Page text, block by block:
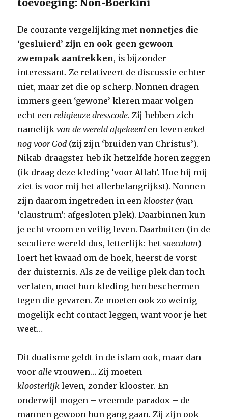
toevoeging: Non-Boerkini
De courante vergelijking met nonnetjes die
‘gesluierd’ zijn en ook geen gewoon
zwempak aantrekken, is bijzonder
interessant. Ze relativeert de discussie echter
niet, maar zet die op scherp. Nonnen dragen
immers geen ‘gewone’ kleren maar volgen
echt eenreligieuze dresscode. Zij hebben zich
namelijkvan de wereld afgekeerd en levenenkel
nog voor God (zij zijn ‘bruiden van Christus’).
Nikab-draagster heb ik hetzelfde horen zeggen
(ik draag deze kleding ‘voor Allah’. Hoe hij mij
ziet is voor mij het allerbelangrijkst). Nonnen
zijn daarom ingetreden in eenklooster(van
‘claustrum’: afgesloten plek). Daarbinnen kun
je echt vroom en veilig leven. Daarbuiten (in de
seculiere wereld dus, letterlijk: hetsaeculum)
loert het kwaad om de hoek, heerst de vorst
der duisternis. Als ze de veilige plek dan toch
verlaten, moet hun kleding hen beschermen
tegen die gevaren. Ze moeten ook zo weinig
mogelijk echt contact leggen, want voor je het
weet…
Dit dualisme geldt in de islam ook, maar dan
voorallevrouwen… Zij moeten
kloosterlijkleven, zonder klooster. En
onderwijl mogen – vreemde paradox – de
mannen gewoon hun gang gaan. Zij zijn ook